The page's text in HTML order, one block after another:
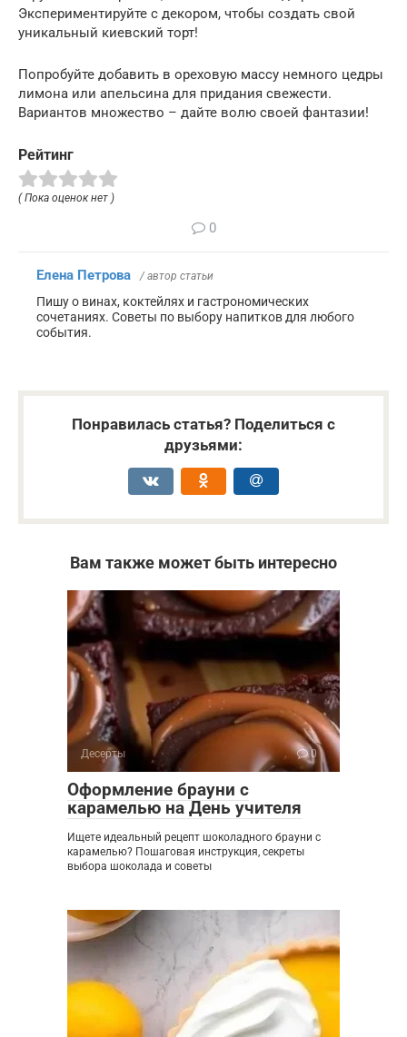
Экспериментируйте с декором, чтобы создать свой
уникальный киевский торт!
Попробуйте добавить в ореховую массу немного цедры
лимона или апельсина для придания свежести.
Вариантов множество – дайте волю своей фантазии!
Рейтинг
( Пока оценок нет )
0
Елена Петрова / автор статьи
Пишу о винах, коктейлях и гастрономических
сочетаниях. Советы по выбору напитков для любого
события.
Понравилась статья? Поделиться с
друзьями:
Вам также может быть интересно
Десерты 0
Оформление брауни с
карамелью на День учителя
Ищете идеальный рецепт шоколадного брауни с
карамелью? Пошаговая инструкция, секреты
выбора шоколада и советы